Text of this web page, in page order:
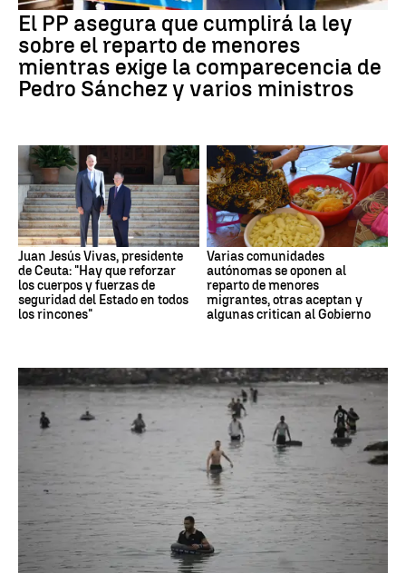
El PP asegura que cumplirá la ley
sobre el reparto de menores
mientras exige la comparecencia de
Pedro Sánchez y varios ministros
Juan Jesús Vivas, presidente
de Ceuta: "Hay que reforzar
los cuerpos y fuerzas de
seguridad del Estado en todos
los rincones"
Varias comunidades
autónomas se oponen al
reparto de menores
migrantes, otras aceptan y
algunas critican al Gobierno
Ceuta